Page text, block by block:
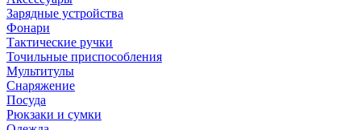
Зарядные устройства
Фонари
Тактические ручки
Точильные приспособления
Мультитулы
Снаряжение
Посуда
Рюкзаки и сумки